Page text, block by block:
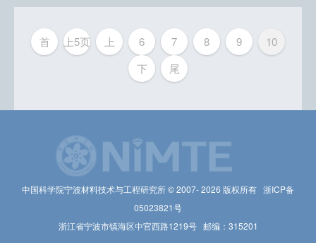
首 上5页 上 6 7 8 9
10
下
尾
中国科学院宁波材料技术与工程研究所 © 2007-2026 版权所有 浙ICP备
05023821号
浙江省宁波市镇海区中官西路1219号 邮编：315201